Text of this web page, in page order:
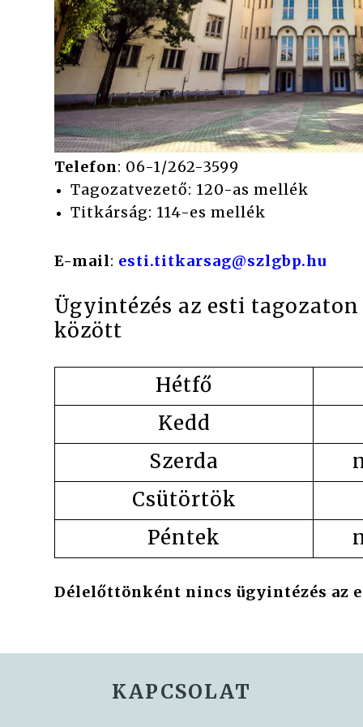
Telefon: 06-1/262-3599
Tagozatvezető: 120-as mellék
Titkárság: 114-es mellék
E-mail: esti.titkarsag@szlgbp.hu
Ügyintézés az esti
között
Hétfő
Kedd
Szerda
Csütörtök
Péntek
Délelőttönként nincs ügyintézés az
KAPCSOLAT